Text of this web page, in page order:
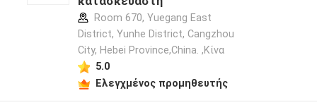
Room 670, Yuegang East
District, Yunhe District, Cangzhou
City, Hebei Province,China. ,Κίνα
5.0
Ελεγχμένος προμηθευτής